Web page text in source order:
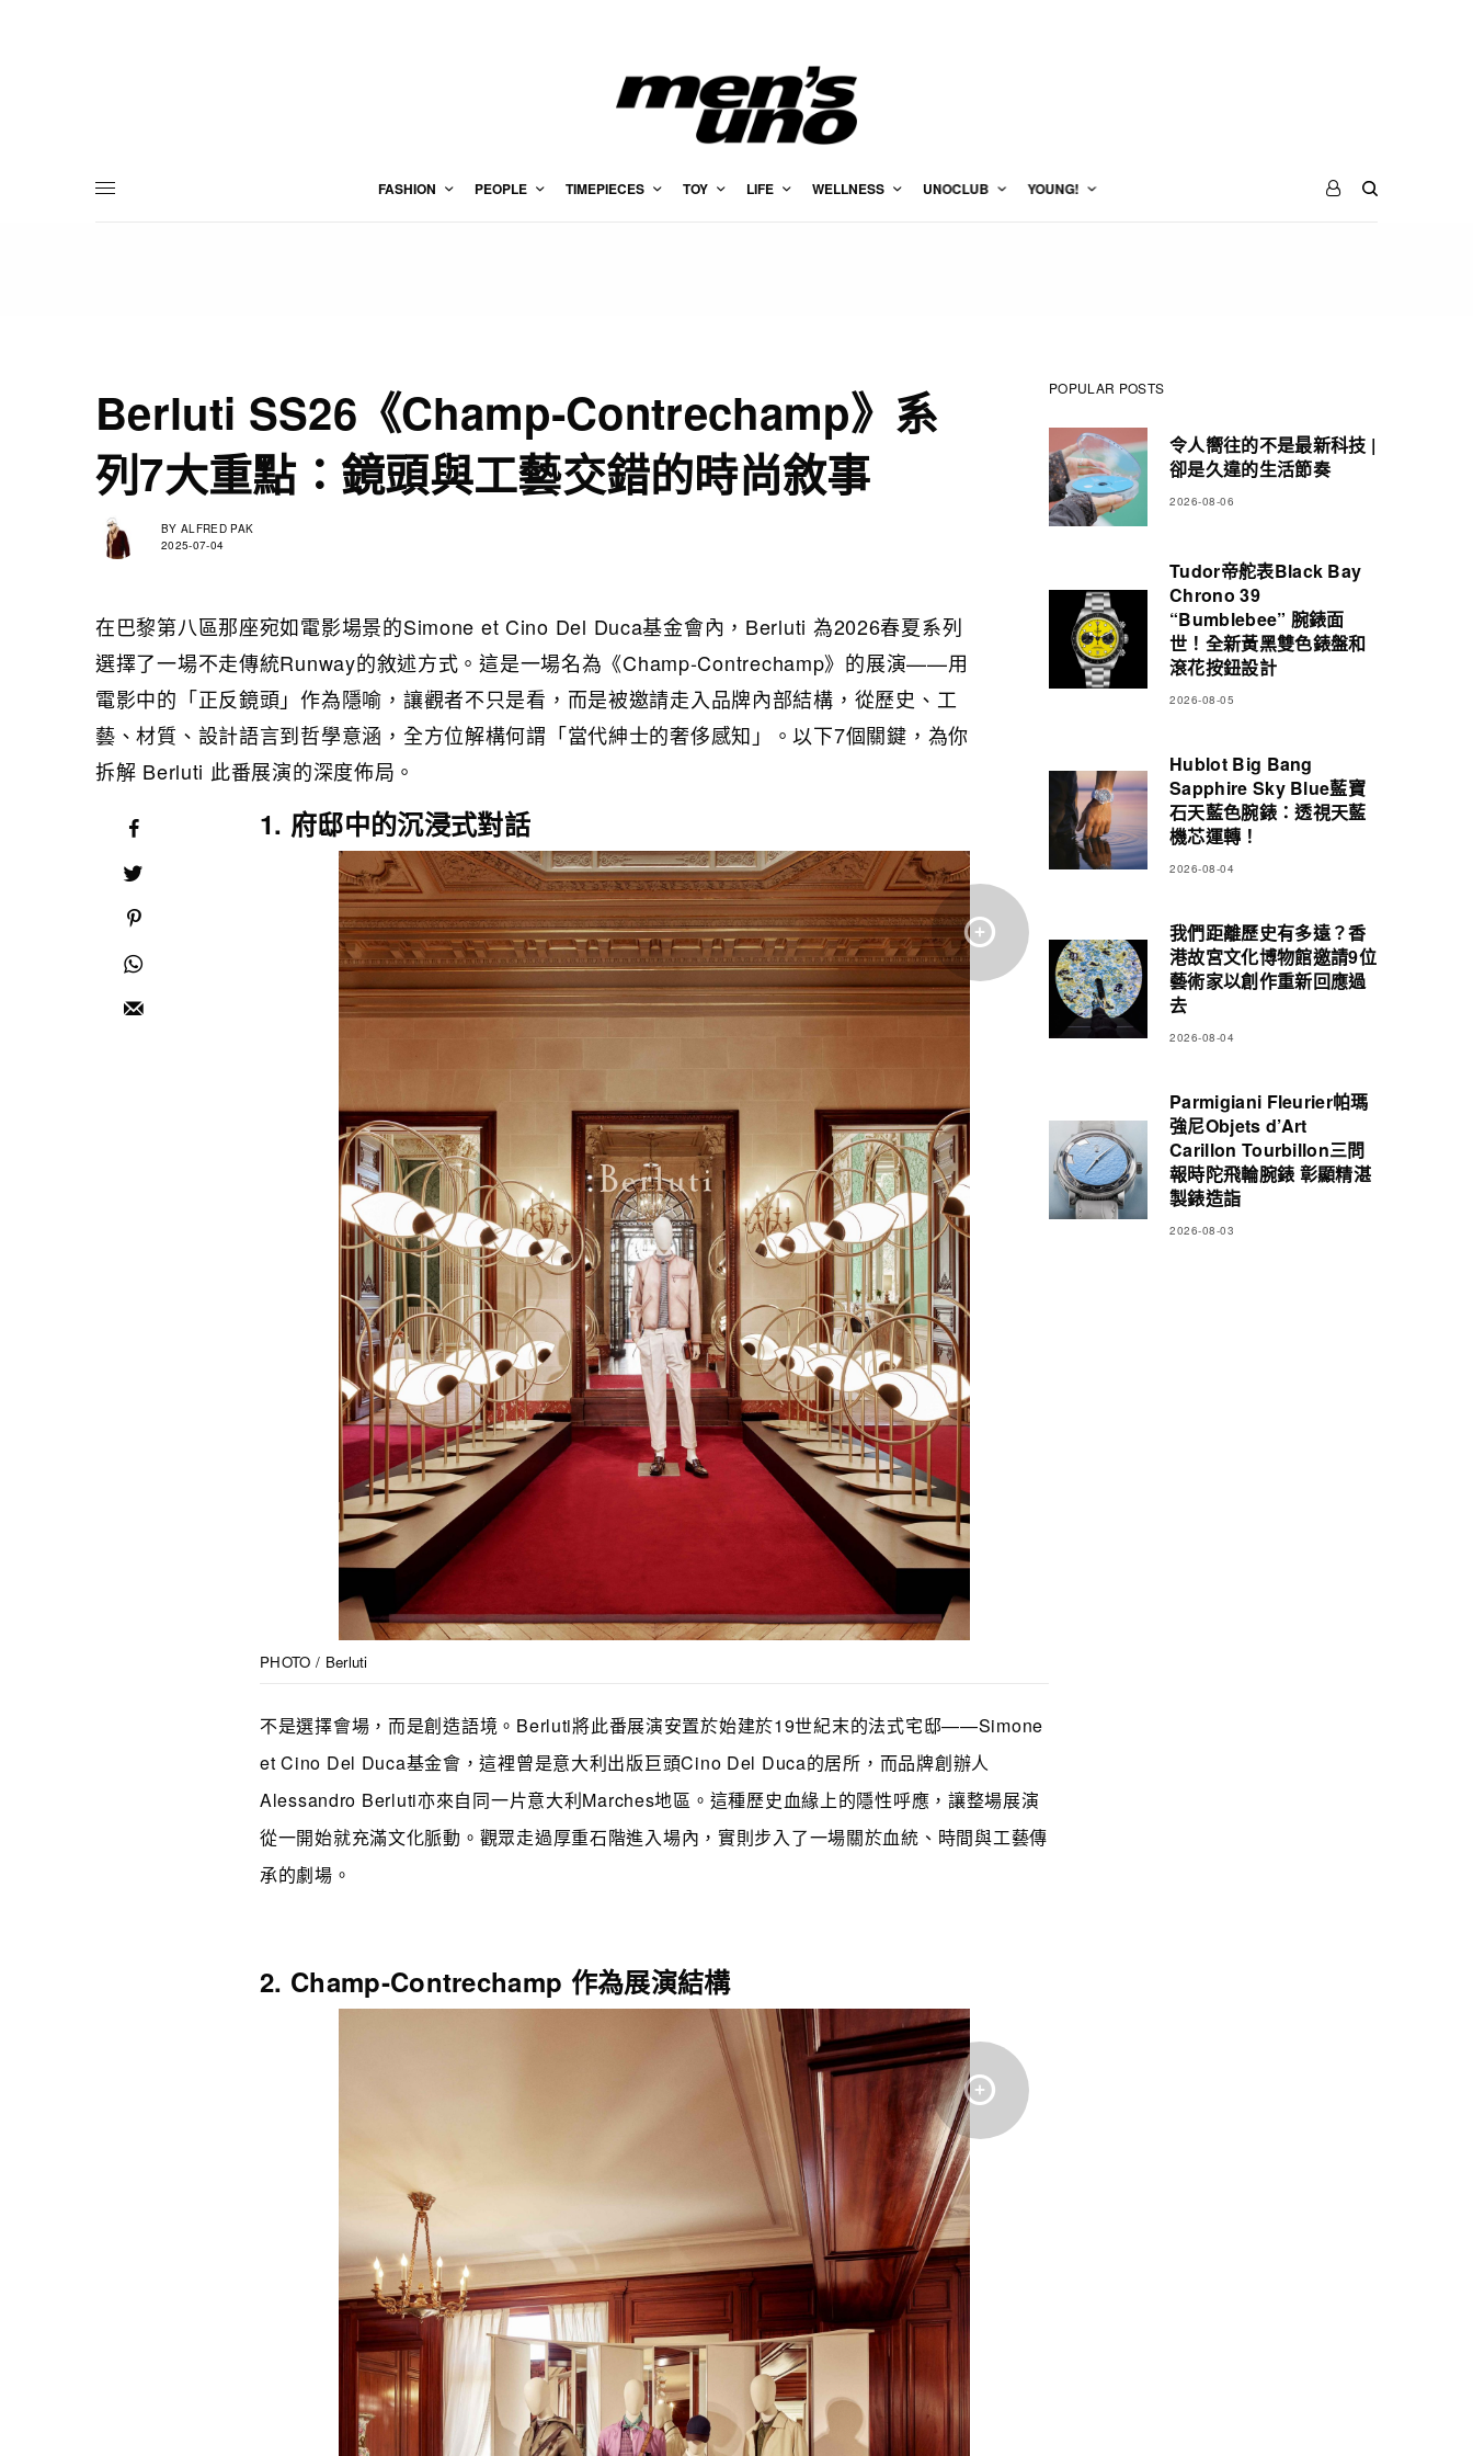
FASHION PEOPLE TIMEPIECES TOY LIFE WELLNESS UNOCLUB YOUNG!
Berluti SS26《Champ‑Contrechamp》系
列7大重點：鏡頭與工藝交錯的時尚敘事
BY ALFRED PAK
2025-07-04
在巴黎第八區那座宛如電影場景的Simone et Cino Del Duca基金會內，Berluti 為2026春夏系列
選擇了一場不走傳統Runway的敘述方式。這是一場名為《Champ‑Contrechamp》的展演——用
電影中的「正反鏡頭」作為隱喻，讓觀者不只是看，而是被邀請走入品牌內部結構，從歷史、工
藝、材質、設計語言到哲學意涵，全方位解構何謂「當代紳士的奢侈感知」。以下7個關鍵，為你
拆解 Berluti 此番展演的深度佈局。
1. 府邸中的沉浸式對話
PHOTO / Berluti
不是選擇會場，而是創造語境。Berluti將此番展演安置於始建於19世紀末的法式宅邸——Simone
et Cino Del Duca基金會，這裡曾是意大利出版巨頭Cino Del Duca的居所，而品牌創辦人
Alessandro Berluti亦來自同一片意大利Marches地區。這種歷史血緣上的隱性呼應，讓整場展演
從一開始就充滿文化脈動。觀眾走過厚重石階進入場內，實則步入了一場關於血統、時間與工藝傳
承的劇場。
2. Champ‑Contrechamp 作為展演結構
POPULAR POSTS
令人嚮往的不是最新科技 |
卻是久違的生活節奏
2026-08-06
Tudor帝舵表Black Bay
Chrono 39
“Bumblebee” 腕錶面
世！全新黃黑雙色錶盤和
滾花按鈕設計
2026-08-05
Hublot Big Bang
Sapphire Sky Blue藍寶
石天藍色腕錶：透視天藍
機芯運轉！
2026-08-04
我們距離歷史有多遠？香
港故宮文化博物館邀請9位
藝術家以創作重新回應過
去
2026-08-04
Parmigiani Fleurier帕瑪
強尼Objets d’Art
Carillon Tourbillon三問
報時陀飛輪腕錶 彰顯精湛
製錶造詣
2026-08-03